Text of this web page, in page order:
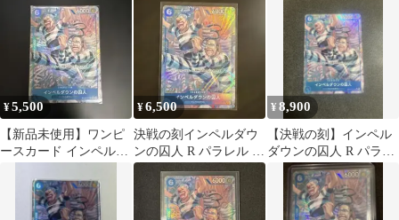
¥5,500
【新品未使用】ワンピ
ースカード インペルダ
¥6,500
決戦の刻インペルダウ
ンの囚人 R パラレル ト
レジャーレア
¥8,900
【決戦の刻】インペル
ダウンの囚人 R パラレ
ル トレジャーレア